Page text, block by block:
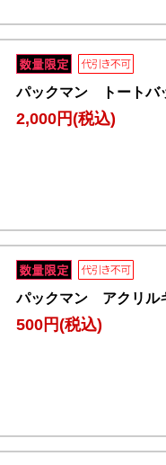
パックマン トートバ
2,000円(税込)
パックマン アクリル
500円(税込)